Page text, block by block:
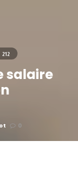
212
salaire
0